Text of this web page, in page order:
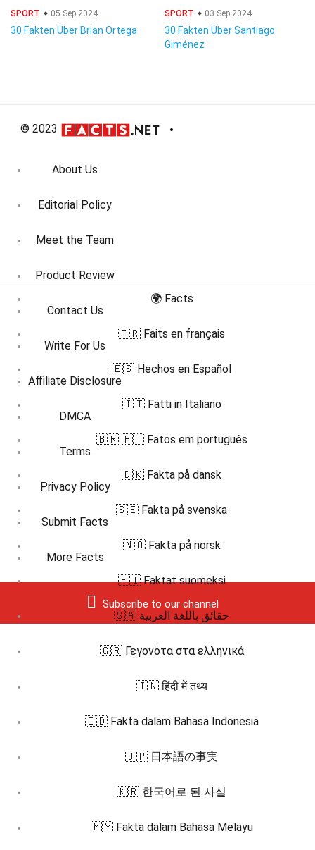
SPORT 05 Sep 2024
30 Fakten Über Brian Ortega
SPORT 03 Sep 2024
30 Fakten Über Santiago
Giménez
© 2023
About Us
Editorial Policy
Meet the Team
Product Review
Contact Us
Write For Us
Affiliate Disclosure
DMCA
Terms
Privacy Policy
Submit Facts
More Facts
Subscribe to our channel
🌍 Facts
🇫🇷 Faits en français
🇪🇸 Hechos en Español
🇮🇹 Fatti in Italiano
🇧🇷 🇵🇹 Fatos em português
🇩🇰 Fakta på dansk
🇸🇪 Fakta på svenska
🇳🇴 Fakta på norsk
🇫🇮 Faktat suomeksi
🇸🇦 حقائق باللغة العربية
🇬🇷 Γεγονότα στα ελληνικά
🇮🇳 हिंदी में तथ्य
🇮🇩 Fakta dalam Bahasa Indonesia
🇯🇵 日本語の事実
🇰🇷 한국어로 된 사실
🇲🇾 Fakta dalam Bahasa Melayu